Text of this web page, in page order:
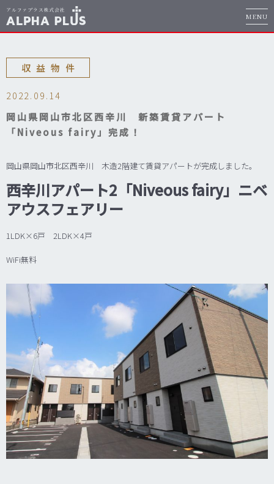
MENU
収益物件
2022.09.14
岡山県岡山市北区西辛川 新築賃貸アパート
「Niveous fairy」完成！
岡山県岡山市北区西辛川 木造2階建て賃貸アパートが完成しました。
西辛川アパート2「Niveous fairy」ニベ
アウスフェアリー
1LDK×6戸 2LDK×4戸
WiFi無料